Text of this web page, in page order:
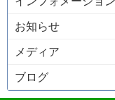
お知らせ
メディア
ブログ